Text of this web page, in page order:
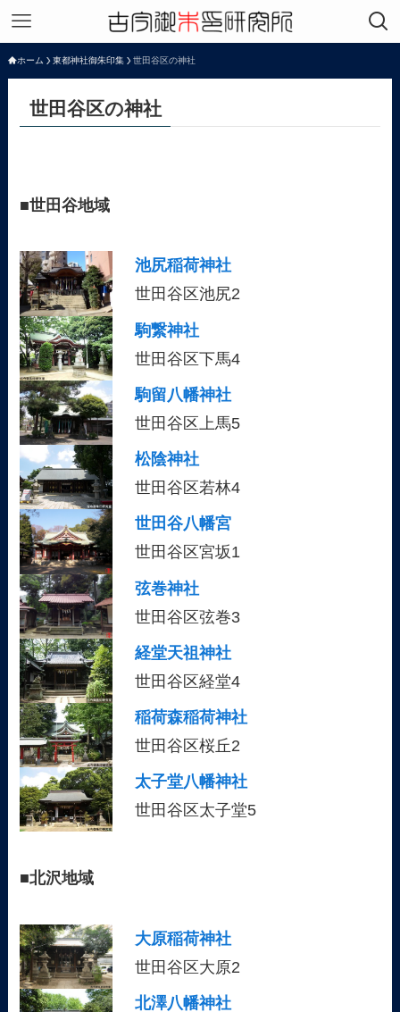
ホーム 東都神社御朱印集 世田谷区の神社
世田谷区の神社
■世田谷地域
池尻稲荷神社
世田谷区池尻2
駒繋神社
世田谷区下馬4
駒留八幡神社
世田谷区上馬5
松陰神社
世田谷区若林4
世田谷八幡宮
世田谷区宮坂1
弦巻神社
世田谷区弦巻3
経堂天祖神社
世田谷区経堂4
稲荷森稲荷神社
世田谷区桜丘2
太子堂八幡神社
世田谷区太子堂5
■北沢地域
大原稲荷神社
世田谷区大原2
北澤八幡神社